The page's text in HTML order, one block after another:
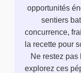
opportunités
sentiers
concurrence,
la recette pour
Ne restez
explorez ces